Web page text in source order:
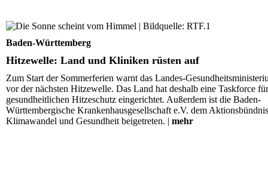
Hitzewelle: Land und Kliniken rüsten auf
Baden-Württemberg
Hitzewelle: Land und Kliniken rüsten auf
Zum Start der Sommerferien warnt das Landes-
vor der nächsten Hitzewelle. Das Land hat deshalb eine Taskforce für
gesundheitlichen Hitzeschutz eingerichtet. Außerdem ist die Baden-
Württembergische Krankenhausgesellschaft e.V. dem Aktionsbündnis
Klimawandel und Gesundheit beigetreten. | mehr